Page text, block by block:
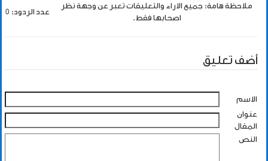
ملاحظة هامة: جميع الاراء والتعليقات تعبر عن وجهة نظر
اصحابها فقط.
عدد الردود: 0
أضف تعليق
الاسم
عنوان
المقال
النص